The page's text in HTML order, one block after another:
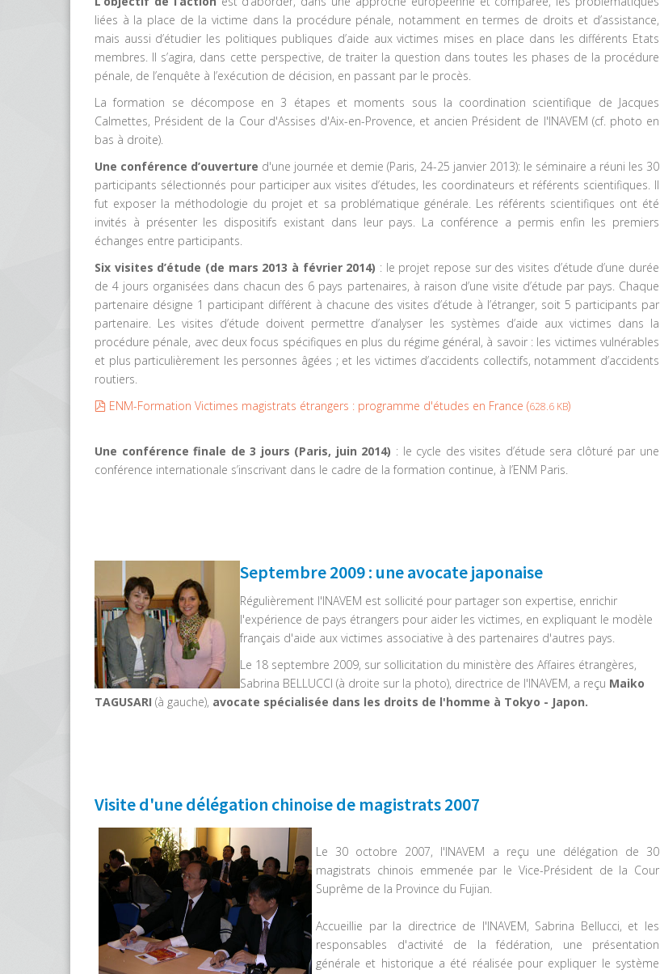
liées à la place de la victime dans la procédure pénale, notamment en termes de droits et d’assistance,
mais aussi d’étudier les politiques publiques d’aide aux victimes mises en place dans les différents Etats
membres. Il s’agira, dans cette perspective, de traiter la question dans toutes les phases de la procédure
pénale, de l’enquête à l’exécution de décision, en passant par le procès.
La formation se décompose en 3 étapes et moments sous la coordination scientifique de Jacques
Calmettes, Président de la Cour d'Assises d'Aix-en-Provence, et ancien Président de l'INAVEM (cf. photo en
bas à droite).
Une conférence d’ouverture d'une journée et demie (Paris, 24-25 janvier 2013): le séminaire a réuni les 30
participants sélectionnés pour participer aux visites d’études, les coordinateurs et référents scientifiques. Il
fut exposer la méthodologie du projet et sa problématique générale. Les référents scientifiques ont été
invités à présenter les dispositifs existant dans leur pays. La conférence a permis enfin les premiers
échanges entre participants.
Six visites d’étude (de mars 2013 à février 2014) : le projet repose sur des visites d’étude d’une durée
de 4 jours organisées dans chacun des 6 pays partenaires, à raison d’une visite d’étude par pays. Chaque
partenaire désigne 1 participant différent à chacune des visites d’étude à l’étranger, soit 5 participants par
partenaire. Les visites d’étude doivent permettre d’analyser les systèmes d’aide aux victimes dans la
procédure pénale, avec deux focus spécifiques en plus du régime général, à savoir : les victimes vulnérables
et plus particulièrement les personnes âgées ; et les victimes d’accidents collectifs, notamment d’accidents
routiers.
pdf
ENM-Formation Victimes magistrats étrangers : programme d'études en France (628.6 KB)
Une conférence finale de 3 jours (Paris, juin 2014) : le cycle des visites d’étude sera clôturé par une
conférence internationale s’inscrivant dans le cadre de la formation continue, à l’ENM Paris.
Septembre 2009 : une avocate japonaise
Régulièrement l'INAVEM est sollicité pour partager son expertise, enrichir
l'expérience de pays étrangers pour aider les victimes, en expliquant le modèle
français d'aide aux victimes associative à des partenaires d'autres pays.
Le 18 septembre 2009, sur sollicitation du ministère des Affaires étrangères,
Sabrina BELLUCCI (à droite sur la photo), directrice de l'INAVEM, a reçu Maiko
TAGUSARI (à gauche), avocate spécialisée dans les droits de l'homme à Tokyo - Japon.
Visite d'une délégation chinoise de magistrats 2007
Le 30 octobre 2007, l'INAVEM a reçu une délégation de 30
magistrats chinois emmenée par le Vice-Président de la Cour
Suprême de la Province du Fujian.
Accueillie par la directrice de l'INAVEM, Sabrina Bellucci, et les
responsables d'activité de la fédération, une présentation
générale et historique a été réalisée pour expliquer le système